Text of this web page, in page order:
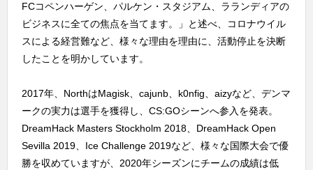
FCコペンハーゲン、パルケン・スタジアム、ラランディアの
ビジネスに全ての焦点を当てます。」と述べ、コロナウイル
スによる経営難など、様々な理由を理由に、活動停止を決断
したことを明かしています。
2017年、NorthはMagisk、cajunb、k0nfig、aizyなど、デンマ
ークの実力は選手を獲得し、CS:GOシーンへ参入を発表。
DreamHack Masters Stockholm 2018、DreamHack Open
Sevilla 2019、Ice Challenge 2019など、様々な国際大会で優
勝を収めていますが、2020年シーズンにチームの成績は低